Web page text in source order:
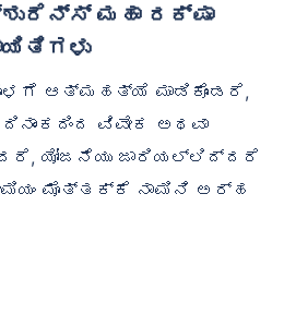
ಆತ್ಮಹತ್ಯೆ ಮಾಡಿಕೊಂಡರೆ,
ವಿವೇಕ ಅಥವಾ
ಯೋಜನೆಯು ಜಾರಿಯಲ್ಲಿದ್ದರೆ
ಮೊತ್ತಕ್ಕೆ ನಾಮಿನಿ ಅರ್ಹ